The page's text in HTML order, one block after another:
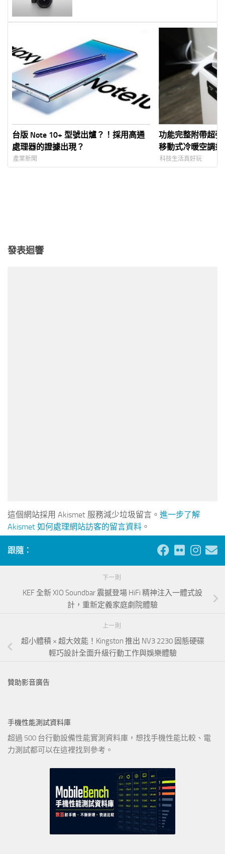
動性 全面提升專業影像創作效率
台版 Note 10+ 型號出爐？！採用高通
處理器的證據出現？
產業新聞
功能完整附帶超
移動式冷暖空調
扇、除濕功能四合
科技生活真好玩
發表迴響
這個網站採用 Akismet 服務減少垃圾留言。 進一步了解
Akismet 如何處理網站訪客的留言資料 。
跟隨：
下一則
KEF 全新 XIO Soundbar 震撼登場 HiFi 精神注入一體式設
計，重新定義家庭劇院體驗
上一則
超小體積 × 超大效能！Kingston 推出 NV3 2230 固態硬碟
輕巧設計全面升級行動工作與娛樂體驗
贊助影音廣告
手機性能測試資料庫
超過 500 台行動設備性能實測資料庫，想找手機性能比較、電
力測試都可以在這裡找到參考。